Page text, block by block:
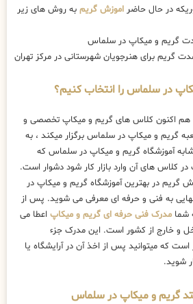
در حال حاضر اموزش گریم به روش های زیر
در سلماس را انتخاب کنیم؟
هم اکنون کلاس های گریم و میکاپ تخصصی و
گریم و میکاپ در سلماس برگزار میکند ، به
آموزشگاه گریم و میکاپ در سلماس که
کلاس های آن وارد بازار کار شود دشوار است.
گریم در بهترین آموزشگاه گریم و میکاپ در
به فنی و حرفه ای معرفی می شوید. پس از
شما مدرک فنی حرفه ای گریم و میکاپ اعطا می
و خارج از کشور است. این مدرک جزء
که میتوانید پس از اخذ آن در آرایشگاه یا
شوید.
گریم و میکاپ در سلماس